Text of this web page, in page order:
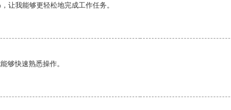
让我能够更轻松地完成工作任务。
够快速熟悉操作。